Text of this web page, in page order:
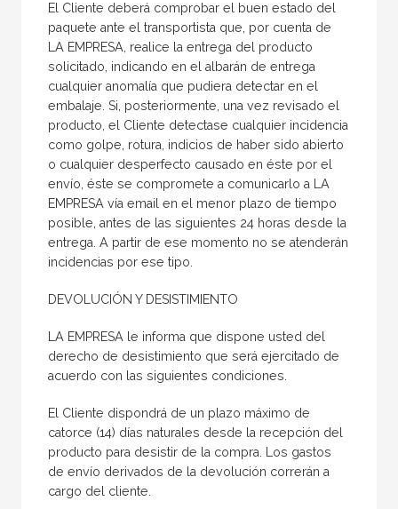
El Cliente deberá comprobar el buen estado del
paquete ante el transportista que, por cuenta de
LA EMPRESA, realice la entrega del producto
solicitado, indicando en el albarán de entrega
cualquier anomalía que pudiera detectar en el
embalaje. Si, posteriormente, una vez revisado el
producto, el Cliente detectase cualquier incidencia
como golpe, rotura, indicios de haber sido abierto
o cualquier desperfecto causado en éste por el
envío, éste se compromete a comunicarlo a LA
EMPRESA vía email en el menor plazo de tiempo
posible, antes de las siguientes 24 horas desde la
entrega. A partir de ese momento no se atenderán
incidencias por ese tipo.
DEVOLUCIÓN Y DESISTIMIENTO
LA EMPRESA le informa que dispone usted del
derecho de desistimiento que será ejercitado de
acuerdo con las siguientes condiciones.
El Cliente dispondrá de un plazo máximo de
catorce (14) días naturales desde la recepción del
producto para desistir de la compra. Los gastos
de envío derivados de la devolución correrán a
cargo del cliente.